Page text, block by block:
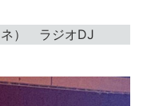
ネ） ラジオDJ